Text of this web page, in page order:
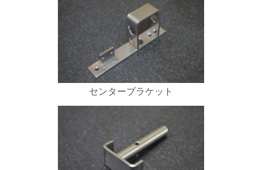
センターブラケット